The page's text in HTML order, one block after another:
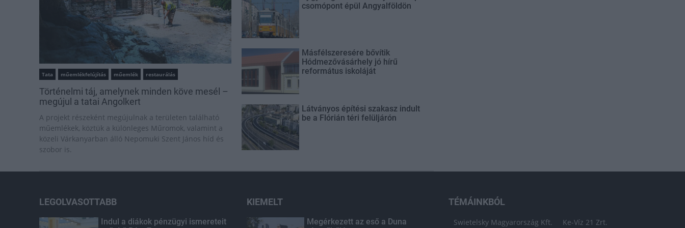
Tata műemlékfelújítás műemlék restaurálás
Történelmi táj, amelynek minden köve mesél –
megújul a tatai Angolkert
A projekt részeként megújulnak a területen található
műemlékek, köztük a különleges Műromok, valamint a
közeli Várkanyarban álló Nepomuki Szent János híd és
szobor is.
csomópont épül Angyalföldön
Másfélszeresére bővítik
Hódmezővásárhely jó hírű
református iskoláját
Látványos építési szakasz indult
be a Flórián téri felüljárón
LEGOLVASOTTABB
Indul a diákok pénzügyi ismereteit
KIEMELT
Megérkezett az eső a Duna
TÉMÁINKBÓL
Swietelsky Magyarország Kft. Ke-Víz 21 Zrt.